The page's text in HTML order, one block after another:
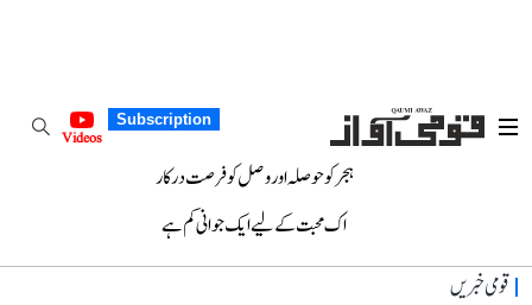
Subscription
Videos
ہجر کو حوصلہ اور وصل کو فرصت درکار
اک محبت کے لیے ایک جوانی کم ہے
قومی خبریں